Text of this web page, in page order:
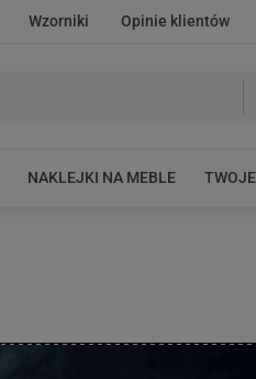
Wzorniki Opinie klientów
NAKLEJKI NA MEBLE